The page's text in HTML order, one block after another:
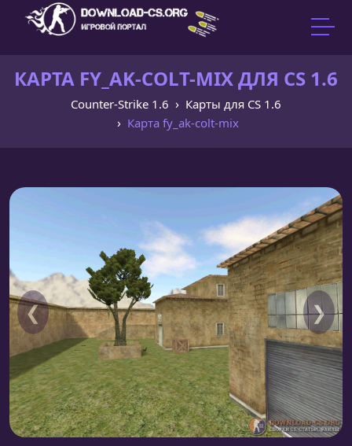
КАРТА FY_AK-COLT-MIX ДЛЯ CS 1.6
Counter-Strike 1.6
Карты для CS 1.6
Карта fy_ak-colt-mix
❮ ❯